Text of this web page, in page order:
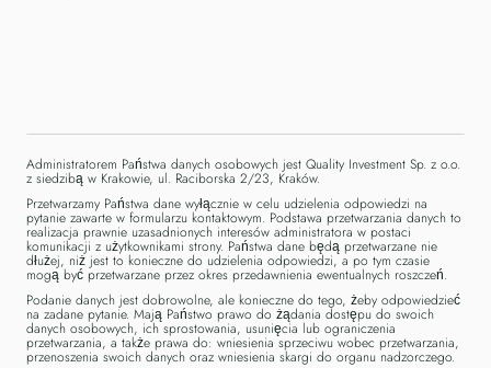
Administratorem Państwa danych osobowych jest Quality Investment Sp. z o.o.
z siedzibą w Krakowie, ul. Raciborska 2/23, Kraków.
Przetwarzamy Państwa dane wyłącznie w celu udzielenia odpowiedzi na
pytanie zawarte w formularzu kontaktowym. Podstawa przetwarzania danych to
realizacja prawnie uzasadnionych interesów administratora w postaci
komunikacji z użytkownikami strony. Państwa dane będą przetwarzane nie
dłużej, niż jest to konieczne do udzielenia odpowiedzi, a po tym czasie
mogą być przetwarzane przez okres przedawnienia ewentualnych roszczeń.
Podanie danych jest dobrowolne, ale konieczne do tego, żeby odpowiedzieć
na zadane pytanie. Mają Państwo prawo do żądania dostępu do swoich
danych osobowych, ich sprostowania, usunięcia lub ograniczenia
przetwarzania, a także prawa do: wniesienia sprzeciwu wobec przetwarzania,
przenoszenia swoich danych oraz wniesienia skargi do organu nadzorczego.